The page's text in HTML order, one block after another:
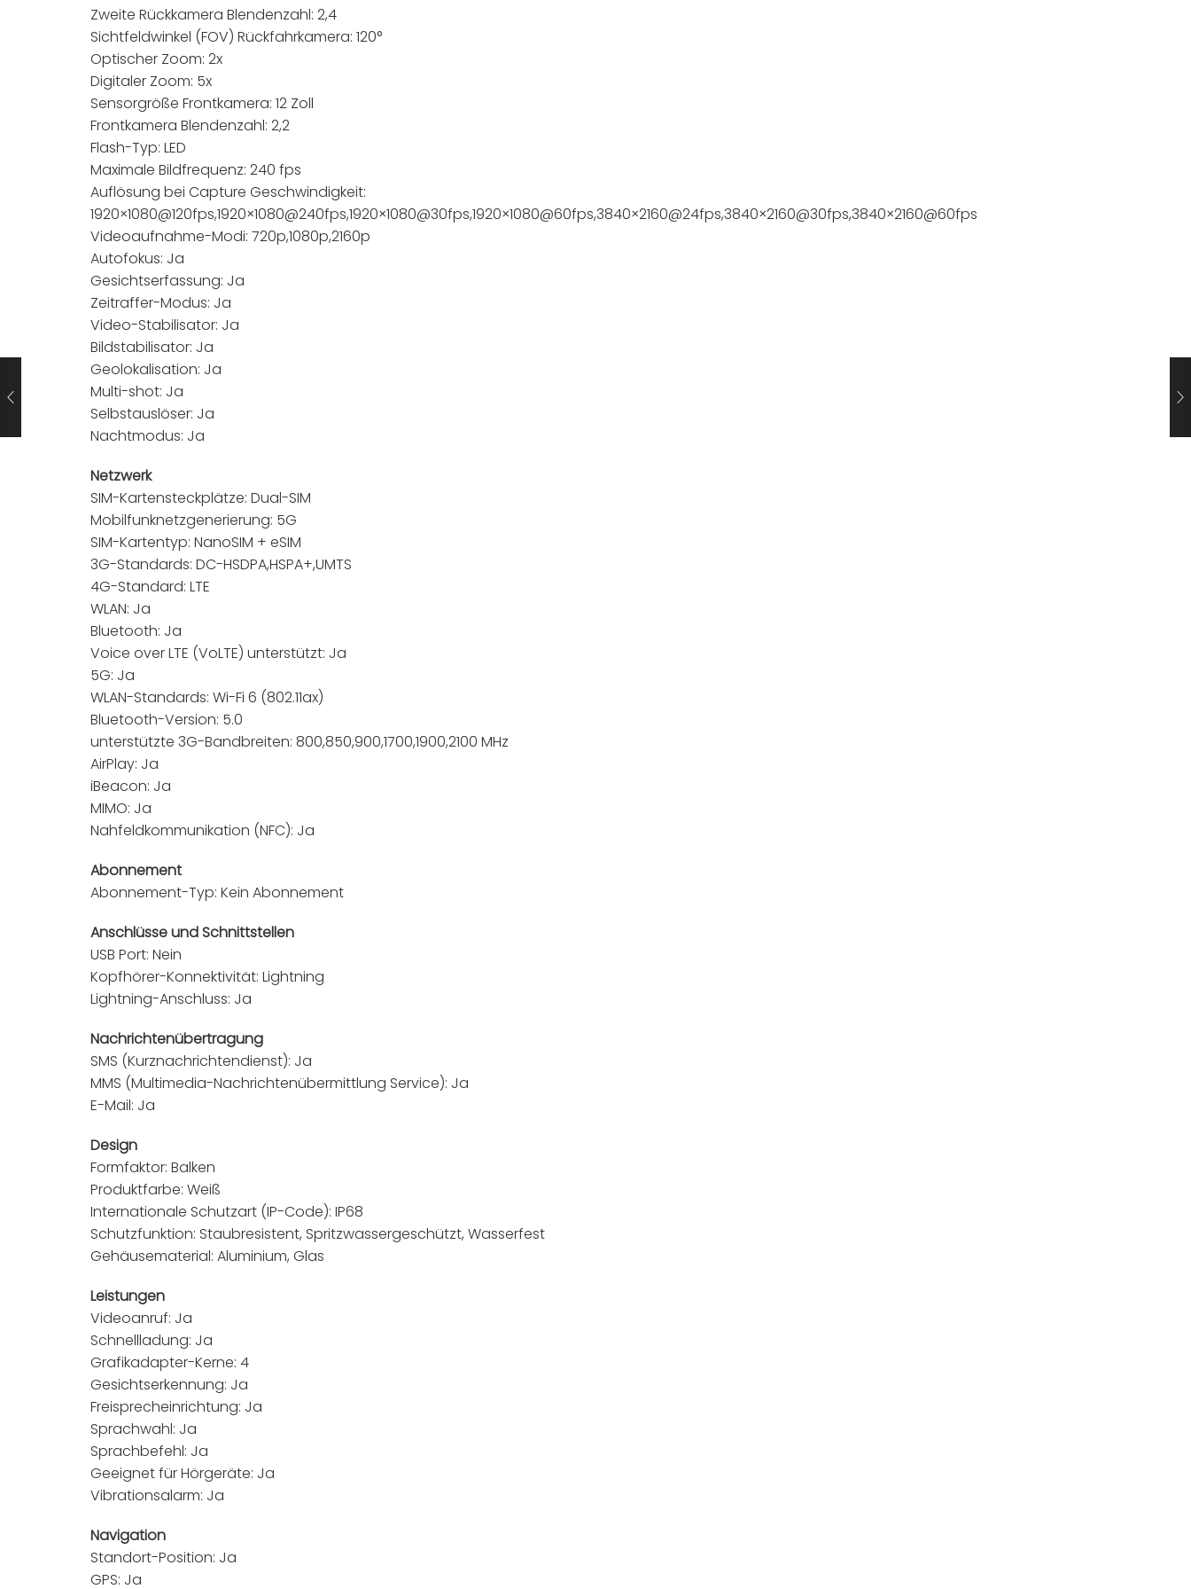
Zweite Rückkamera Blendenzahl: 2,4
Sichtfeldwinkel (FOV) Rückfahrkamera: 120°
Optischer Zoom: 2x
Digitaler Zoom: 5x
Sensorgröße Frontkamera: 12 Zoll
Frontkamera Blendenzahl: 2,2
Flash-Typ: LED
Maximale Bildfrequenz: 240 fps
Auflösung bei Capture Geschwindigkeit:
1920×1080@120fps,1920×1080@240fps,1920×1080@30fps,1920×1080@60fps,3840×2160@24fps,3840×2160@30fps,3840×2160@60fps
Videoaufnahme-Modi: 720p,1080p,2160p
Autofokus: Ja
Gesichtserfassung: Ja
Zeitraffer-Modus: Ja
Video-Stabilisator: Ja
Bildstabilisator: Ja
Geolokalisation: Ja
Multi-shot: Ja
Selbstauslöser: Ja
Nachtmodus: Ja
Netzwerk
SIM-Kartensteckplätze: Dual-SIM
Mobilfunknetzgenerierung: 5G
SIM-Kartentyp: NanoSIM + eSIM
3G-Standards: DC-HSDPA,HSPA+,UMTS
4G-Standard: LTE
WLAN: Ja
Bluetooth: Ja
Voice over LTE (VoLTE) unterstützt: Ja
5G: Ja
WLAN-Standards: Wi-Fi 6 (802.11ax)
Bluetooth-Version: 5.0
unterstützte 3G-Bandbreiten: 800,850,900,1700,1900,2100 MHz
AirPlay: Ja
iBeacon: Ja
MIMO: Ja
Nahfeldkommunikation (NFC): Ja
Abonnement
Abonnement-Typ: Kein Abonnement
Anschlüsse und Schnittstellen
USB Port: Nein
Kopfhörer-Konnektivität: Lightning
Lightning-Anschluss: Ja
Nachrichtenübertragung
SMS (Kurznachrichtendienst): Ja
MMS (Multimedia-Nachrichtenübermittlung Service): Ja
E-Mail: Ja
Design
Formfaktor: Balken
Produktfarbe: Weiß
Internationale Schutzart (IP-Code): IP68
Schutzfunktion: Staubresistent, Spritzwassergeschützt, Wasserfest
Gehäusematerial: Aluminium, Glas
Leistungen
Videoanruf: Ja
Schnellladung: Ja
Grafikadapter-Kerne: 4
Gesichtserkennung: Ja
Freisprecheinrichtung: Ja
Sprachwahl: Ja
Sprachbefehl: Ja
Geeignet für Hörgeräte: Ja
Vibrationsalarm: Ja
Navigation
Standort-Position: Ja
GPS: Ja